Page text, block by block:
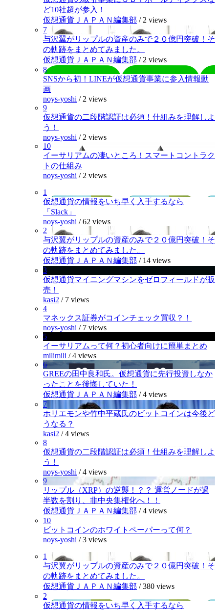
ど10社超が参入！
仮想通貨ＪＡＰＡＮ編集部 / 2 views
7
与沢翼がリップルの資産のみで２０億円突破！そ
の軌跡をまとめてみました。
仮想通貨ＪＡＰＡＮ編集部 / 2 views
8
SNSから初！LINEが仮想通貨事業に参入情報動
画
noys-yoshi / 2 views
9
仮想通貨の二段階認証は必須！仕組みを理解しよ
う！
noys-yoshi / 2 views
10
イーサリアムの凄いところ！スマートコントラク
トの仕組み
noys-yoshi / 2 views
1
仮想通貨の情報をいち早く入手するなら
「Slack」
noys-yoshi /62 views
2
与沢翼がリップルの資産のみで２０億円突破！そ
の軌跡をまとめてみました。
仮想通貨ＪＡＰＡＮ編集部 / 14 views
3
仮想通貨マイニングマシンをゼロフィールドが販
売！
kasi2 / 7 views
4
マネックス証券がコインチェック買収？！
noys-yoshi / 7 views
5
イーサリアムって何？初心者向けに簡単まとめ
milimili /4 views
6
GREEの田中良和氏。仮想通貨に先行投資しなか
ったことを後悔していた！
仮想通貨ＪＡＰＡＮ編集部 /4 views
7
ホリエモンや竹中平蔵氏のビットコインは今後ど
うなる？
kasi2 /4 views
8
仮想通貨の二段階認証は必須！仕組みを理解しよ
う！
noys-yoshi /4 views
9
リップル（XRP）の逆襲！？？ 運営ノードが過
半数を割り、非中央集権化へ！！
仮想通貨ＪＡＰＡＮ編集部 /4 views
10
ビットコインのホワイトペーパーって何？
noys-yoshi /3 views
1
与沢翼がリップルの資産のみで２０億円突破！そ
の軌跡をまとめてみました。
仮想通貨ＪＡＰＡＮ編集部 /380 views
2
仮想通貨の情報をいち早く入手するなら